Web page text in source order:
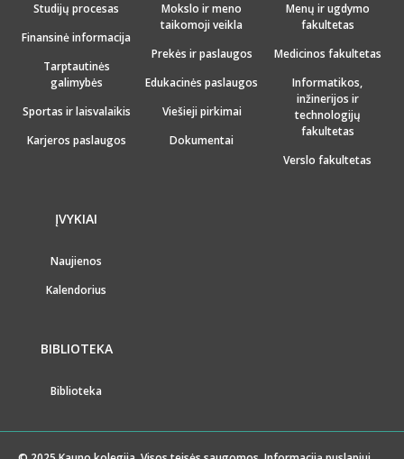
Studijų procesas
Finansinė informacija
Tarptautinės
galimybės
Sportas ir laisvalaikis
Karjeros paslaugos
Mokslo ir meno
taikomoji veikla
Prekės ir paslaugos
Edukacinės paslaugos
Viešieji pirkimai
Dokumentai
Menų ir ugdymo
fakultetas
Medicinos fakultetas
Informatikos,
inžinerijos ir
technologijų
fakultetas
Verslo fakultetas
ĮVYKIAI
Naujienos
Kalendorius
BIBLIOTEKA
Biblioteka